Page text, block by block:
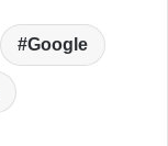
Google